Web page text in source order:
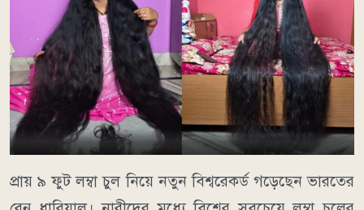
প্রায় ৯ ফুট লম্বা চুল নিয়ে নতুন বিশ্বরেকর্ড গড়েছেন ভারতের